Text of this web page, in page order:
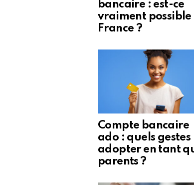
bancaire : est-ce
vraiment possible
France ?
Compte bancaire
ado : quels gestes
adopter en tant
parents ?